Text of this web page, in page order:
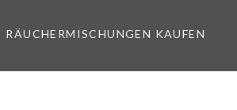
RÄUCHERMISCHUNGEN KAUFEN